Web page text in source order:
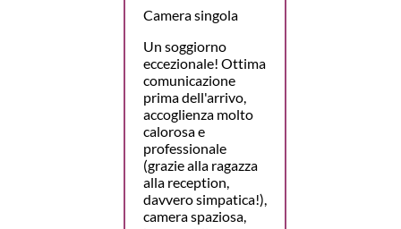
Camera singola
Un soggiorno
eccezionale! Ottima
comunicazione
prima dell'arrivo,
accoglienza molto
calorosa e
professionale
(grazie alla ragazza
alla reception,
davvero simpatica!),
camera spaziosa,